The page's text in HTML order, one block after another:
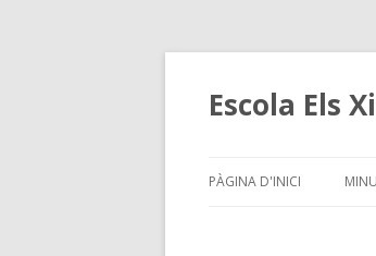
Escola Els
PÀGINA D'INICI